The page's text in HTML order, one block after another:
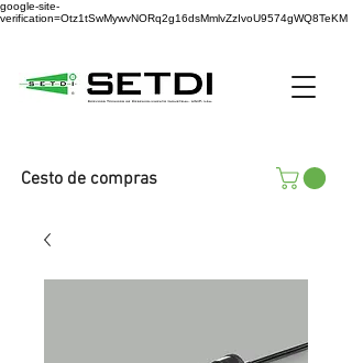
google-site-
verification=Otz1tSwMywvNORq2g16dsMmlvZzIvoU9574gWQ8TeKM
Cesto de compras